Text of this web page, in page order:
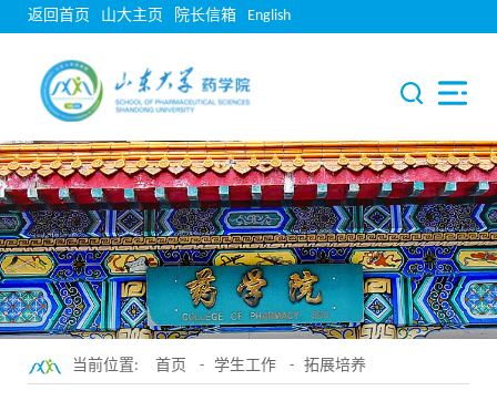
返回首页 山大主页 院长信箱 English
当前位置: 首页 - 学生工作 - 拓展培养